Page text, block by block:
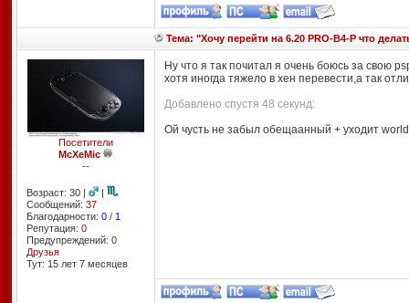
Тема: "Хочу перейти на 6.20 PRO-B4-P что
Посетители
McXeMic
--
Возраст: 30 |
|
Сообщений: 37
Благодарности: 0/ 1
Репутация: 0
Предупреждений: 0
Друзья
Тут: 15 лет 7 месяцев
Ну что я так почитал я очень боюсь за свою
хотя иногда тяжело в хен перевести,а так
Добавлено спустя 48 секунд:
Ой чусть не забыл обещаанный + уходит